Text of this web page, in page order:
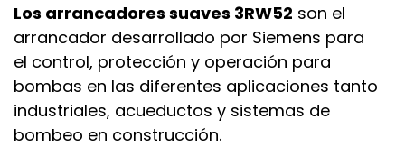
Los arrancadores suaves 3RW52 son el
arrancador desarrollado por Siemens para
el control, protección y operación para
bombas en las diferentes aplicaciones tanto
industriales, acueductos y sistemas de
bombeo en construcción.